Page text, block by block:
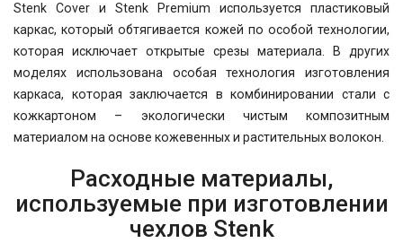
Stenk Cover и Stenk Premium используется пластиковый
каркас, который обтягивается кожей по особой технологии,
которая исключает открытые срезы материала. В других
моделях использована особая технология изготовления
каркаса, которая заключается в комбинировании стали с
кожкартоном – экологически чистым композитным
материалом на основе кожевенных и растительных волокон.
Расходные материалы,
используемые при изготовлении
чехлов Stenk